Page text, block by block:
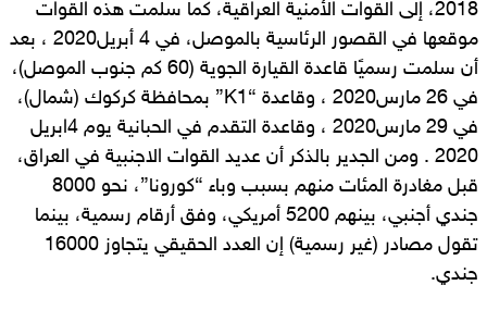
2018، إلى القوات الأمنية العراقية، كما سلمت هذه القوات
موقعها في القصور الرئاسية بالموصل، في 4 أبريل2020 ، بعد
أن سلمت رسميًا قاعدة القيارة الجوية (60 كم جنوب الموصل)،
في 26 مارس2020 ، وقاعدة “K1” بمحافظة كركوك (شمال)،
في 29 مارس2020 ، وقاعدة التقدم في الحبانية يوم 4ابريل
2020 . ومن الجدير بالذكر أن عديد القوات الاجنبية في العراق،
قبل مغادرة المئات منهم بسبب وباء “كورونا”، نحو 8000
جندي أجنبي، بينهم 5200 أمريكي، وفق أرقام رسمية، بينما
تقول مصادر (غير رسمية) إن العدد الحقيقي يتجاوز 16000
جندي.